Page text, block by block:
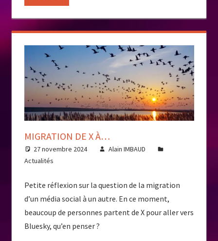
MIGRATION DE X À…
27 novembre 2024
Alain IMBAUD
Actualités
Petite réflexion sur la question de la migration
d’un média social à un autre. En ce moment,
beaucoup de personnes partent de X pour aller vers
Bluesky, qu’en penser ?